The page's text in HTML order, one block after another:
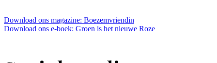
Download ons magazine: Boezemvriendin
Download ons e-boek: Groen is het nieuwe Roze